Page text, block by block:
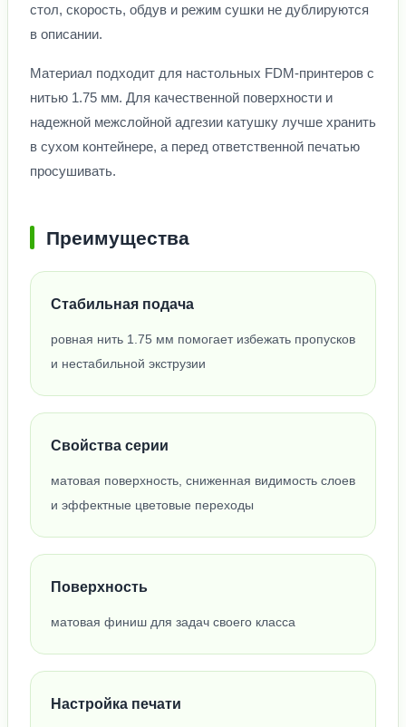
стол, скорость, обдув и режим сушки не дублируются
в описании.
Материал подходит для настольных FDM-принтеров с
нитью 1.75 мм. Для качественной поверхности и
надежной межслойной адгезии катушку лучше хранить
в сухом контейнере, а перед ответственной печатью
просушивать.
Преимущества
Стабильная подача
ровная нить 1.75 мм помогает избежать пропусков
и нестабильной экструзии
Свойства серии
матовая поверхность, сниженная видимость слоев
и эффектные цветовые переходы
Поверхность
матовая финиш для задач своего класса
Настройка печати